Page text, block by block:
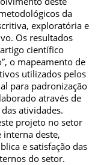
da
exploratória e
Os resultados
científico
o mapeamento de
utilizados pelos
para padronização
através de
atividades.
projeto no setor
deste,
e satisfação das
do setor.